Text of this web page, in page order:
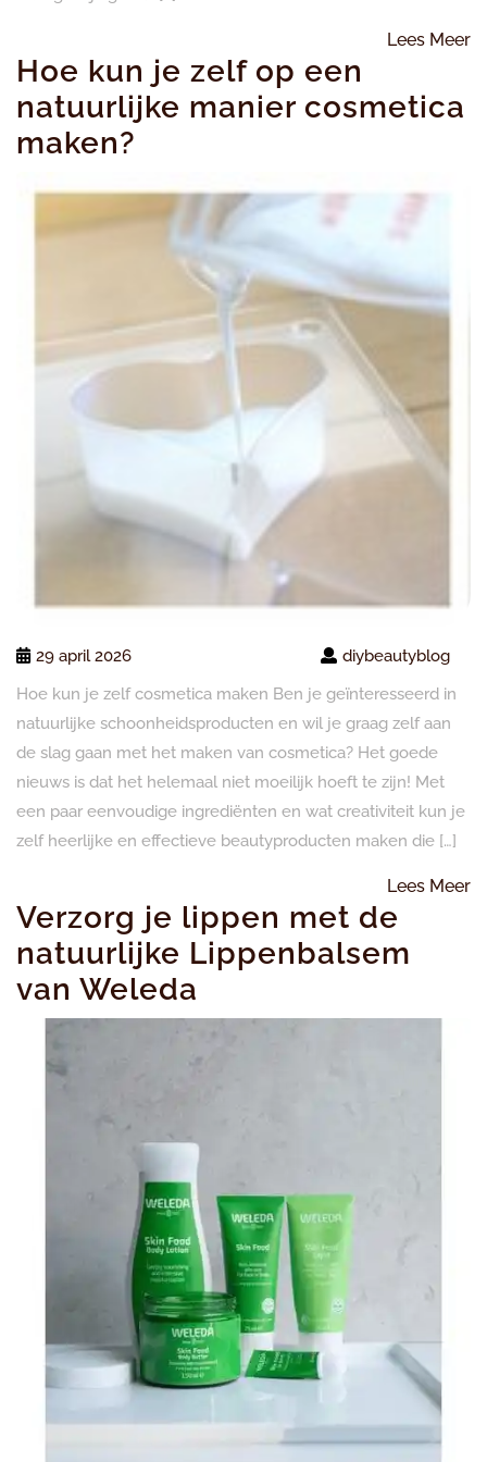
Lees Meer
Hoe kun je zelf op een
natuurlijke manier cosmetica
maken?
29 april 2026
diybeautyblog
Hoe kun je zelf cosmetica maken Ben je geïnteresseerd in
natuurlijke schoonheidsproducten en wil je graag zelf aan
de slag gaan met het maken van cosmetica? Het goede
nieuws is dat het helemaal niet moeilijk hoeft te zijn! Met
een paar eenvoudige ingrediënten en wat creativiteit kun je
zelf heerlijke en effectieve beautyproducten maken die […]
Lees Meer
Verzorg je lippen met de
natuurlijke Lippenbalsem
van Weleda